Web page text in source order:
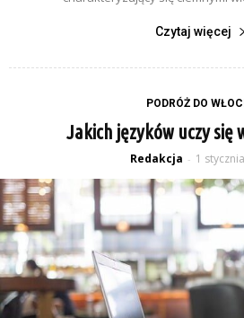
Czytaj więcej
PODRÓŻ DO
Jakich języków uczy się
Redakcja - 1